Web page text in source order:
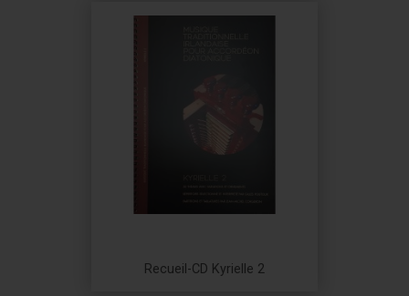
Recueil-CD Kyrielle 2